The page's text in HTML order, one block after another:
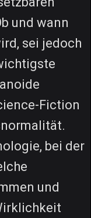
und wann
sei jedoch
Fiction
bei der
und